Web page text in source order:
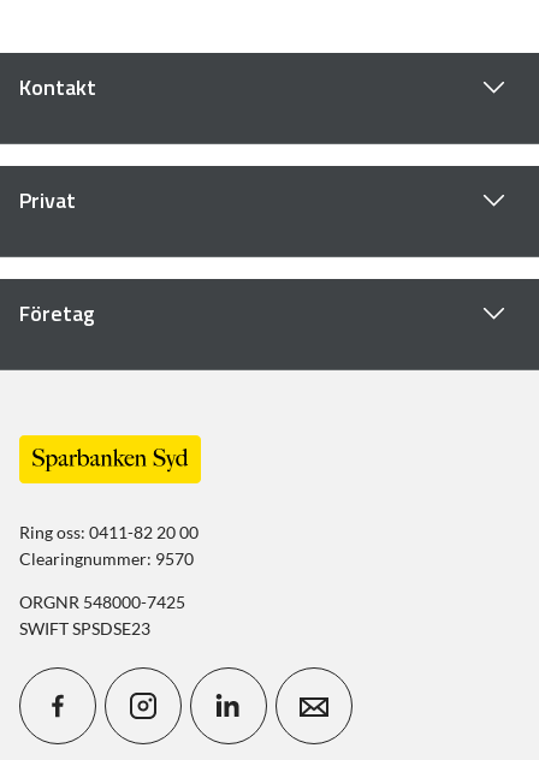
Kontakt
Privat
Företag
Ring oss: 0411-82 20 00
Clearingnummer: 9570
ORGNR 548000-7425
SWIFT SPSDSE23